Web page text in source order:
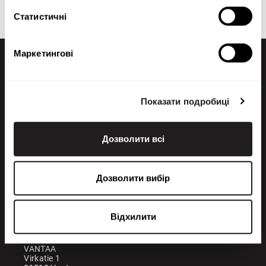
Статистичні
Маркетингові
Показати подробиці
Дозволити всі
Дозволити вибір
Відхилити
+358 200 70070
Офіс
VANTAA
Virkatie 1